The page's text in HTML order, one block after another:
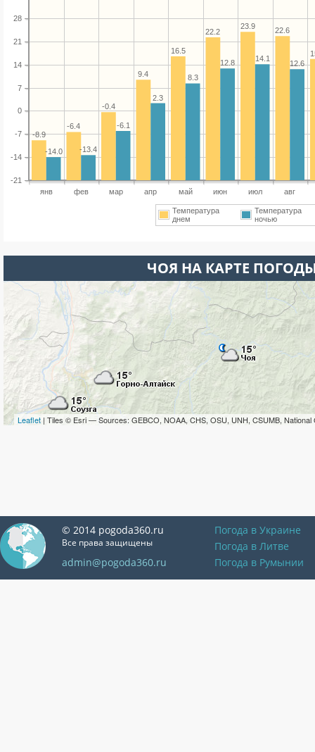
янв фев мар апр май июн июл авг
-21
-14
-7
0
7
14
21
28
22.6
23.9
22.2
16.5
9.4
-0.4
-6.4
-8.9
12.6
14.1
12.8
8.3
2.3
-6.1
-13.4
-14.0
Температура
днем
Температура
ночью
ЧОЯ НА КАРТЕ
Leaflet | Tiles © Esri — Sources: GEBCO, NOAA, CHS, OSU, UNH, CSUMB, National
© 2014 pogoda360.ru
Все права защищены
admin@pogoda360.ru
Погода в Украине
Погода в Литве
Погода в Румынии